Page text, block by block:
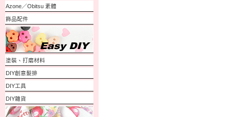
Azone／Obitsu 素體
飾品配件
塗裝、打磨材料
DIY創意髮排
DIY工具
DIY雜貨